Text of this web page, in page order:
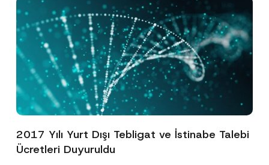
2017 Yılı Yurt Dışı Tebligat ve İstinabe Talebi
Ücretleri Duyuruldu